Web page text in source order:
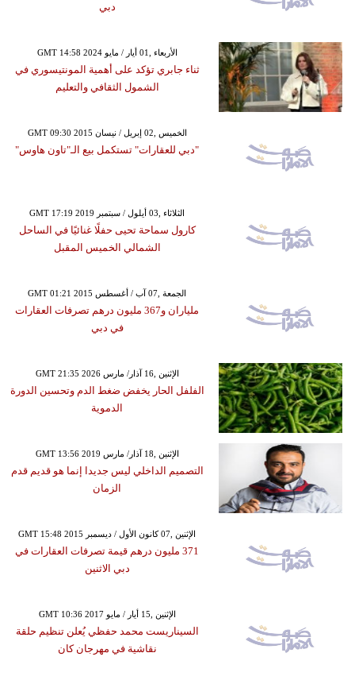
دبي
GMT 14:58 2024 الأربعاء ,01 أيار / مايو
ثناء جابري تؤكد على أهمية المونتيسوري في
الشمول الثقافي والتعليم
GMT 09:30 2015 الخميس ,02 إبريل / نيسان
"دبي للعقارات" تستكمل بيع الـ"تاون هاوس"
GMT 17:19 2019 الثلاثاء ,03 أيلول / سبتمبر
كارول سماحة تحيى حفلًا غنائيًا في الساحل
الشمالي الخميس المقبل
GMT 01:21 2015 الجمعة ,07 آب / أغسطس
ملياران و367 مليون درهم تصرفات العقارات
في دبي
GMT 21:35 2026 الإثنين ,16 آذار/ مارس
الفلفل الحار يخفض ضغط الدم وتحسين الدورة
الدموية
GMT 13:56 2019 الإثنين ,18 آذار/ مارس
التصميم الداخلي ليس جديدا إنما هو قديم قدم
الزمان
GMT 15:48 2015 الإثنين ,07 كانون الأول / ديسمبر
371 مليون درهم قيمة تصرفات العقارات في
دبي الاثنين
GMT 10:36 2017 الإثنين ,15 أيار / مايو
السيناريست محمد حفظي يُعلن تنظيم حلقة
نقاشية في مهرجان كان